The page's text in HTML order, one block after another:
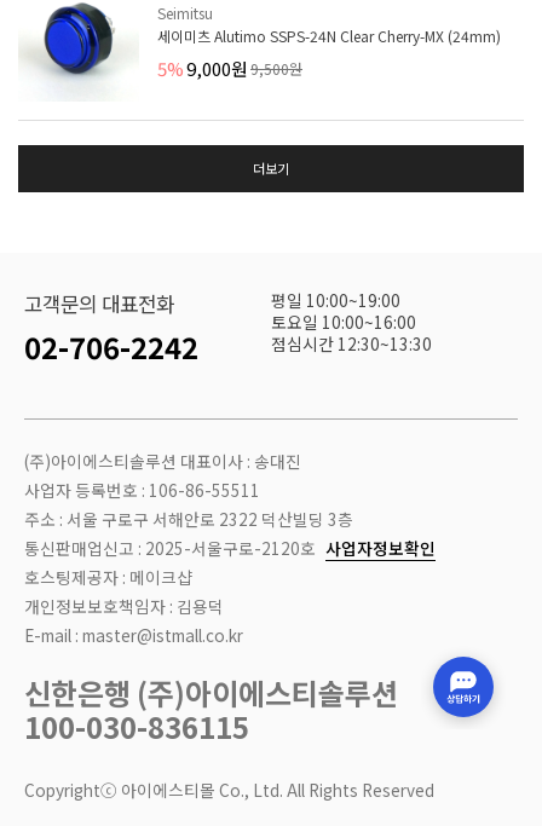
Seimitsu
세이미츠 Alutimo SSPS-24N Clear Cherry-MX (24mm)
5%9,000원 9,500원
더보기
고객문의 대표전화
02-706-2242
평일 10:00~19:00
토요일 10:00~16:00
점심시간 12:30~13:30
(주)아이에스티솔루션 대표이사 : 송대진
사업자 등록번호 : 106-86-55511
주소 : 서울 구로구 서해안로 2322 덕산빌딩 3층
통신판매업신고 : 2025-서울구로-2120호 사업자정보확인
호스팅제공자 : 메이크샵
개인정보보호책임자 : 김용덕
E-mail : master@istmall.co.kr
신한은행 (주)아이에스티솔루션
100-030-836115
Copyrightⓒ 아이에스티몰 Co., Ltd. All Rights Reserved